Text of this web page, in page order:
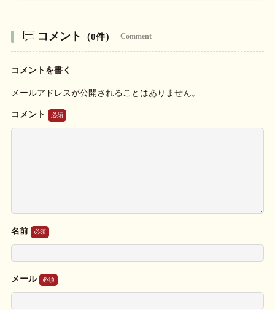
コメント （0件） Comment
コメントを書く
メールアドレスが公開されることはありません。
コメント
名前
メール